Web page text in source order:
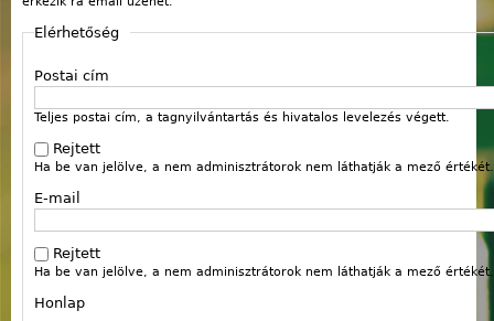
Elérhetőség
Postai cím
Teljes postai cím, a tagnyilvántartás és hivatalos levelezés végett.
Rejtett
Ha be van jelölve, a nem adminisztrátorok nem láthatják a mező értékét.
E-mail
Rejtett
Ha be van jelölve, a nem adminisztrátorok nem láthatják a mező értékét.
Honlap